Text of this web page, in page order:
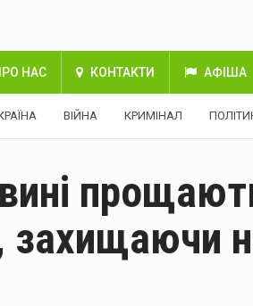
НАС КОНТАКТИ АФІША
ВІЙНА КРИМІНАЛ
захищаючи